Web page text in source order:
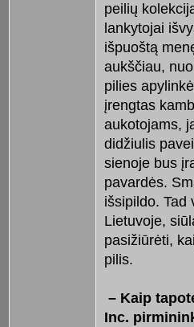
peilių
lankytojai
išpuoštą
aukščiau,
pilies
įrengtas
aukotojams,
didžiulis
sienoje bus
pavardės.
išsipildo. Tad
Lietuvoje,
pasižiūrėti,
pilis.
– Kaip
Inc.